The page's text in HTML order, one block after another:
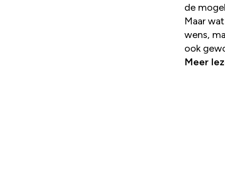
de
Maar
wens,
ook
Meer